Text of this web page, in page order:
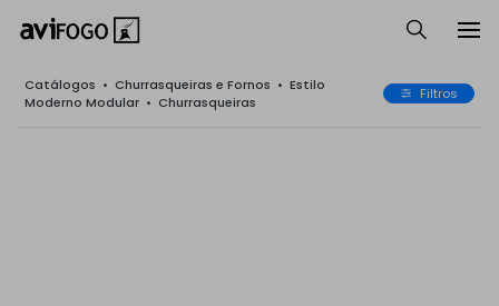
Catálogos • Churrasqueiras e Fornos • Estilo
Moderno Modular • Churrasqueiras Filtros